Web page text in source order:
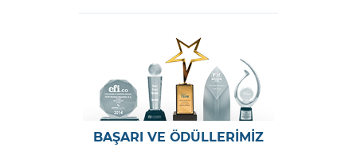
BAŞARI VE ÖDÜLLERİMİZ